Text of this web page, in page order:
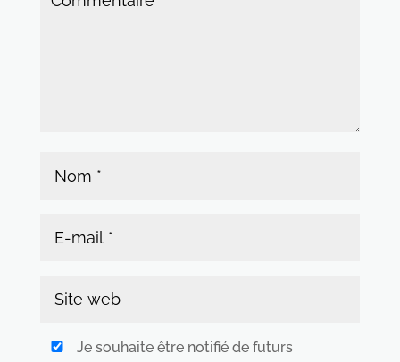
Je souhaite être notifié de futurs